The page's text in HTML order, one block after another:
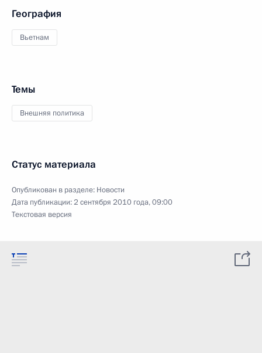
География
Вьетнам
Темы
Внешняя политика
Статус материала
Опубликован в разделе: Новости
Дата публикации:2 сентября 2010 года, 09:00
Текстовая версия